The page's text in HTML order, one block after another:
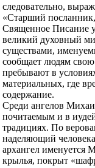
следовательно,
«Старший
Священное Писание
великий духовный
существами,
сообщает людям
пребывают в
материальных, где
содержание.
Среди ангелов
почитаемым и в
традициях. По
наделяющий
архангел именуется
крылья, покрыт